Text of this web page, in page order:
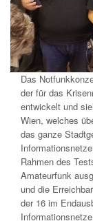
Das
der für das
entwickelt und
Wien, welches
das ganze
Rahmen des
Amateurfunk
und die
der 16 im